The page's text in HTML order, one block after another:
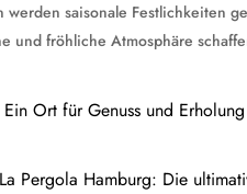
werden saisonale Festlichkeiten
und fröhliche Atmosphäre
Ort für Genuss und Erholung
La Pergola Hamburg: Die